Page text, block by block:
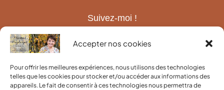
Accepter nos cookies
Pour offrir les meilleures expériences, nous utilisons des technologies
telles que les cookies pour stocker et/ou accéder aux informations des
appareils. Le fait de consentir à ces technologies nous permettra de
Suivez-moi !
Contact